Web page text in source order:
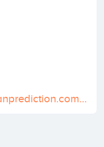
https://www.vashikaranprediction.com/vashikaran-mantra-for-love.html